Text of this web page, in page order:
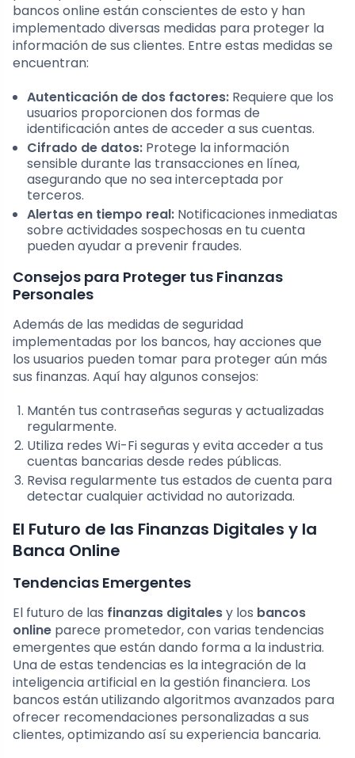
bancos online están conscientes de esto y han
implementado diversas medidas para proteger la
información de sus clientes. Entre estas medidas se
encuentran:
Autenticación de dos factores: Requiere que los
usuarios proporcionen dos formas de
identificación antes de acceder a sus cuentas.
Cifrado de datos: Protege la información
sensible durante las transacciones en línea,
asegurando que no sea interceptada por
terceros.
Alertas en tiempo real: Notificaciones inmediatas
sobre actividades sospechosas en tu cuenta
pueden ayudar a prevenir fraudes.
Consejos para Proteger tus Finanzas
Personales
Además de las medidas de seguridad
implementadas por los bancos, hay acciones que
los usuarios pueden tomar para proteger aún más
sus finanzas. Aquí hay algunos consejos:
Mantén tus contraseñas seguras y actualizadas
regularmente.
Utiliza redes Wi-Fi seguras y evita acceder a tus
cuentas bancarias desde redes públicas.
Revisa regularmente tus estados de cuenta para
detectar cualquier actividad no autorizada.
El Futuro de las Finanzas Digitales y la
Banca Online
Tendencias Emergentes
El futuro de las finanzas digitalesy los bancos
online parece prometedor, con varias tendencias
emergentes que están dando forma a la industria.
Una de estas tendencias es la integración de la
inteligencia artificial en la gestión financiera. Los
bancos están utilizando algoritmos avanzados para
ofrecer recomendaciones personalizadas a sus
clientes, optimizando así su experiencia bancaria.